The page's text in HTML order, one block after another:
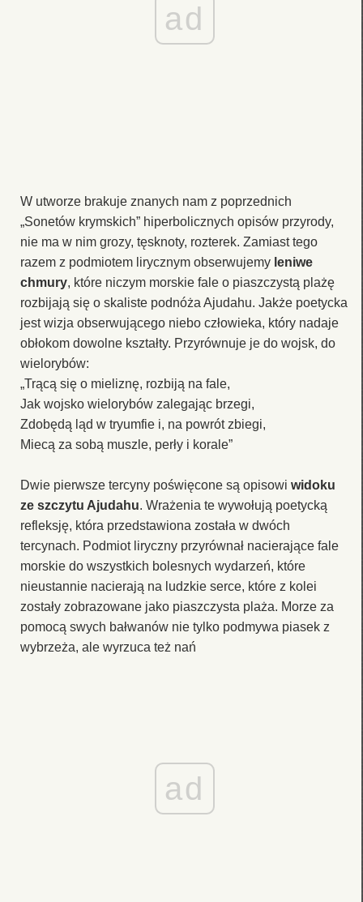
ad
W utworze brakuje znanych nam z poprzednich
„Sonetów krymskich” hiperbolicznych opisów przyrody,
nie ma w nim grozy, tęsknoty, rozterek. Zamiast tego
razem z podmiotem lirycznym obserwujemy leniwe
chmury, które niczym morskie fale o piaszczystą plażę
rozbijają się o skaliste podnóża Ajudahu. Jakże poetycka
jest wizja obserwującego niebo człowieka, który nadaje
obłokom dowolne kształty. Przyrównuje je do wojsk, do
wielorybów:
„Trącą się o mieliznę, rozbiją na fale,
Jak wojsko wielorybów zalegając brzegi,
Zdobędą ląd w tryumfie i, na powrót zbiegi,
Miecą za sobą muszle, perły i korale”
Dwie pierwsze tercyny poświęcone są opisowi widoku
ze szczytu Ajudahu. Wrażenia te wywołują poetycką
refleksję, która przedstawiona została w dwóch
tercynach. Podmiot liryczny przyrównał nacierające fale
morskie do wszystkich bolesnych wydarzeń, które
nieustannie nacierają na ludzkie serce, które z kolei
zostały zobrazowane jako piaszczysta plaża. Morze za
pomocą swych bałwanów nie tylko podmywa piasek z
wybrzeża, ale wyrzuca też nań
ad